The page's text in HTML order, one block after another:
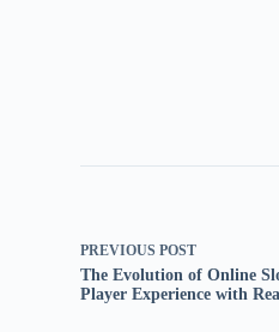
PREVIOUSPOST
The Evolution of Online
Player Experience with